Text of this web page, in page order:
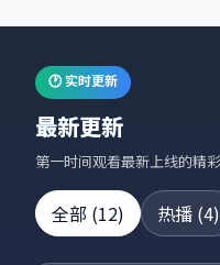
🕐 实时更新
最新更新
第一时间观看最新上线的精
全部 (12) 热播 (4)